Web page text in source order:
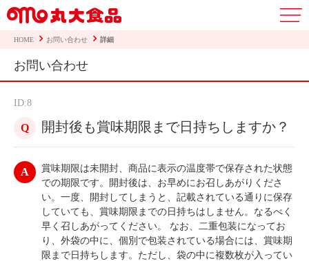
HOME お問い合わせ 詳細
お問い合わせ
ID:8
開封後も賞味期限まで日持ちしますか？
賞味期限は未開封、商品に表示の温度帯で保存された状態
での期限です。開封後は、お早めにお召しあがりくださ
い。一度、開封してしまうと、記載されている通りに保存
していても、賞味期限までの日持ちはしません。なるべく
早く召しあがってください。 なお、二重包装になってお
り、外袋の中に、個別で包装されている場合には、賞味期
限まで日持ちします。ただし、袋の中に複数枚が入ってい